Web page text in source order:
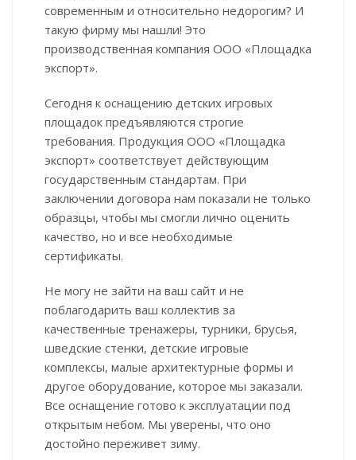
современным и относительно недорогим? И
такую фирму мы нашли! Это
производственная компания ООО «Площадка
экспорт».
Сегодня к оснащению детских игровых
площадок предъявляются строгие
требования. Продукция ООО «Площадка
экспорт» соответствует действующим
государственным стандартам. При
заключении договора нам показали не только
образцы, чтобы мы смогли лично оценить
качество, но и все необходимые
сертификаты.
Не могу не зайти на ваш сайт и не
поблагодарить ваш коллектив за
качественные тренажеры, турники, брусья,
шведские стенки, детские игровые
комплексы, малые архитектурные формы и
другое оборудование, которое мы заказали.
Все оснащение готово к эксплуатации под
открытым небом. Мы уверены, что оно
достойно переживет зиму.